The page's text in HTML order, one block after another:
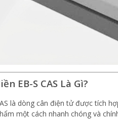
EB-S CAS Là Gì?
là dòng cân điện tử được tích
một cách nhanh chóng và